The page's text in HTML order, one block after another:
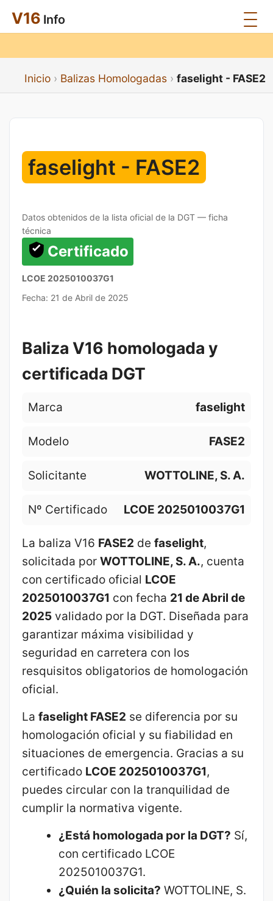
V16 Info
Inicio Balizas Homologadas faselight - FASE2
faselight - FASE2
Datos obtenidos de la lista oficial de la DGT — ficha
técnica
Certificado
LCOE 2025010037G1
Fecha: 21 de Abril de 2025
Baliza V16 homologada y
certificada DGT
Marca faselight
Modelo FASE2
Solicitante WOTTOLINE, S. A.
Nº Certificado LCOE 2025010037G1
La baliza V16 FASE2 de faselight,
solicitada por WOTTOLINE, S. A., cuenta
con certificado oficial LCOE
2025010037G1 con fecha 21 de Abril de
2025 validado por la DGT. Diseñada para
garantizar máxima visibilidad y
seguridad en carretera con los
resquisitos obligatorios de homologación
oficial.
La faselight FASE2 se diferencia por su
homologación oficial y su fiabilidad en
situaciones de emergencia. Gracias a su
certificado LCOE 2025010037G1,
puedes circular con la tranquilidad de
cumplir la normativa vigente.
¿Está homologada por la DGT? Sí,
con certificado LCOE
2025010037G1.
¿Quién la solicita? WOTTOLINE, S.